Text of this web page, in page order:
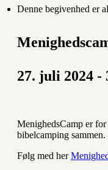
Denne begivenhed er
27. juli 2024 -
MenighedsCamp er
bibelcamping sammen.
Følg med her